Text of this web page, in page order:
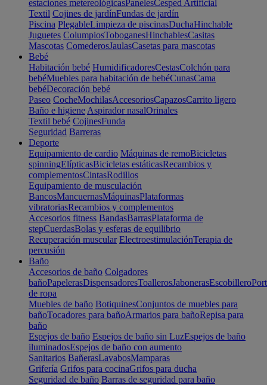
estaciones metereológicasPanelesCesped Artificial
Textil Cojines de jardínFundas de jardín
Piscina PlegableLimpieza de piscinasDuchaHinchable
Juguetes ColumpiosToboganesHinchablesCasitas
Mascotas ComederosJaulasCasetas para mascotas
Bebé
Habitación bebé HumidificadoresCestasColchón para
bebéMuebles para habitación de bebéCunasCama
bebéDecoración bebé
Paseo CocheMochilasAccesoriosCapazosCarrito ligero
Baño e higiene Aspirador nasalOrinales
Textil bebé CojinesFunda
Seguridad Barreras
Deporte
Equipamiento de cardio Máquinas de remoBicicletas
spinningElípticasBicicletas estáticasRecambios y
complementosCintasRodillos
Equipamiento de musculación
BancosMancuernasMáquinasPlataformas
vibratoriasRecambios y complementos
Accesorios fitness BandasBarrasPlataforma de
stepCuerdasBolas y esferas de equilibrio
Recuperación muscular ElectroestimulaciónTerapia de
percusión
Baño
Accesorios de baño Colgadores
bañoPapelerasDispensadoresToallerosJabonerasEscobillero
de ropa
Muebles de baño BotiquinesConjuntos de muebles para
bañoTocadores para bañoArmarios para bañoRepisa para
baño
Espejos de baño Espejos de baño sin LuzEspejos de baño
iluminadosEspejos de baño con aumento
Sanitarios BañerasLavabosMamparas
Grifería Grifos para cocinaGrifos para ducha
Seguridad de baño Barras de seguridad para baño